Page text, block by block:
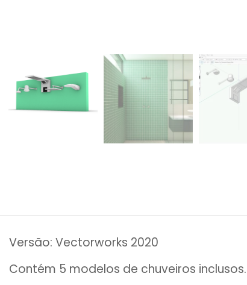
Versão: Vectorworks 2020
Contém 5 modelos de chuveiros inclusos.